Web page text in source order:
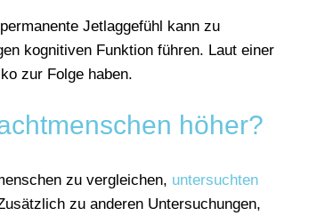
Jetlaggefühl kann zu
kognitiven Funktion führen. Laut einer
zur Folge haben.
höher?
zu vergleichen, untersuchten
zu anderen Untersuchungen,